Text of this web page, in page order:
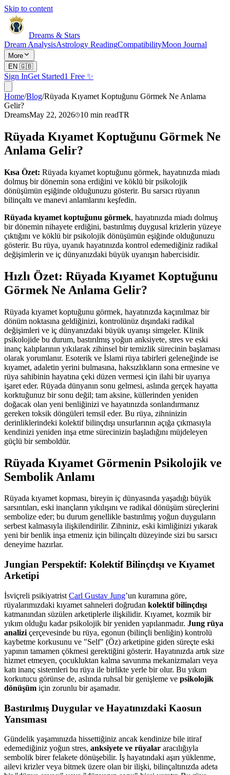
Skip to content
Dreams & Stars
Dream AnalysisAstrology ReadingCompatibilityMoon Journal
More
EN 🇬🇧
Sign InGet Started1 Free ✨
Home/Blog/Rüyada Kıyamet Koptuğunu Görmek Ne Anlama
Gelir?
DreamsMay 22, 2026 10 min readTR
Rüyada Kıyamet Koptuğunu Görmek Ne
Anlama Gelir?
Kısa Özet: Rüyada kıyamet koptuğunu görmek, hayatınızda miadı
dolmuş bir dönemin sona erdiğini ve köklü bir psikolojik
dönüşümün eşiğinde olduğunuzu gösterir. Bu sarsıcı rüyanın
bilinçaltı ve manevi anlamlarını keşfedin.
Rüyada kıyamet koptuğunu görmek, hayatınızda miadı dolmuş
bir dönemin nihayete erdiğini, bastırılmış duygusal krizlerin yüzeye
çıktığını ve köklü bir psikolojik dönüşümün eşiğinde olduğunuzu
gösterir. Bu rüya, uyanık hayatınızda kontrol edemediğiniz radikal
değişimlerin ve iç dünyanızdaki büyük uyanışın habercisidir.
Hızlı Özet: Rüyada Kıyamet Koptuğunu
Görmek Ne Anlama Gelir?
Rüyada kıyamet koptuğunu görmek, hayatınızda kaçınılmaz bir
dönüm noktasına geldiğinizi, kontrolünüz dışındaki radikal
değişimleri ve iç dünyanızdaki büyük uyanışı simgeler. Klinik
psikolojide bu durum, bastırılmış yoğun anksiyete, stres ve eski
inanç kalıplarının yıkılarak zihinsel bir temizlik sürecinin başlaması
olarak yorumlanır. Esoterik ve İslami rüya tabirleri geleneğinde ise
kıyamet, adaletin yerini bulmasına, haksızlıkların sona ermesine ve
rüya sahibinin hayatına çeki düzen vermesi için ilahi bir uyarıya
işaret eder. Rüyada dünyanın sonu gelmesi, aslında gerçek hayatta
korktuğunuz bir sonu değil; tam aksine, küllerinden yeniden
doğacak olan yeni benliğinizi ve hayatınızda sonlandırmanız
gereken toksik döngüleri temsil eder. Bu rüya, zihninizin
derinliklerindeki kolektif bilinçdışı unsurlarının açığa çıkmasıyla
kendinizi yeniden inşa etme sürecinizin başladığını müjdeleyen
güçlü bir semboldür.
Rüyada Kıyamet Görmenin Psikolojik ve
Sembolik Anlamı
Rüyada kıyamet kopması, bireyin iç dünyasında yaşadığı büyük
sarsıntıları, eski inançların yıkılışını ve radikal dönüşüm süreçlerini
sembolize eder; bu durum genellikle bastırılmış yoğun duyguların
serbest kalmasıyla ilişkilendirilir. Zihniniz, eski kimliğinizi yıkarak
yeni bir benlik inşa etmeniz için bilinçaltı düzeyinde sizi bu sarsıcı
deneyime hazırlar.
Jungian Perspektif: Kolektif Bilinçdışı ve Kıyamet
Arketipi
İsviçreli psikiyatrist Carl Gustav Jung’un kuramına göre,
rüyalarımızdaki kıyamet sahneleri doğrudan kolektif bilinçdışı
katmanından süzülen arketiplerle ilişkilidir. Kıyamet, kozmik bir
yıkım olduğu kadar psikolojik bir yeniden yapılanmadır. Jung rüya
analizi çerçevesinde bu rüya, egonun (bilinçli benliğin) kontrolü
kaybetme korkusunu ve "Self" (Öz) arketipine giden süreçte eski
yapının tamamen çökmesi gerektiğini gösterir. Hayatınızda artık size
hizmet etmeyen, çocukluktan kalma savunma mekanizmaları veya
katı inanç sistemleri bu rüya ile birlikte yerle bir olur. Bu yıkım
korkutucu görünse de, aslında ruhsal bir genişleme ve psikolojik
dönüşüm için zorunlu bir aşamadır.
Bastırılmış Duygular ve Hayatınızdaki Kaosun
Yansıması
Gündelik yaşamınızda hissettiğiniz ancak kendinize bile itiraf
edemediğiniz yoğun stres, anksiyete ve rüyalar aracılığıyla
sembolik birer felakete dönüşebilir. İş hayatındaki aşırı yüklenme,
ailevi krizler veya bitmek üzere olan bir ilişki, bilinçaltınızda adeta